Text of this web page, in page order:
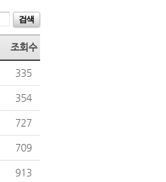
조회수
335
354
727
709
913